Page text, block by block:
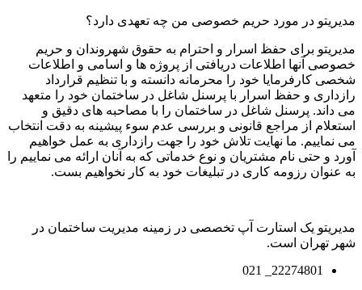
مدیریتو در مورد حریم خصوصی من چه تعهدی دارد؟
مدیریتو برای حفظ اسرار و احترام به حقوق شهروندان و حریم
خصوصی آنها اطلاعات دریافتی از پروژه ها و اسامی و اطلاعات
شخصی کارفرمایا خود را محرمانه دانسته و با تنظیم قرارداد
رازداری و حفظ اسرار با پرسنل شاغل در ساختمان خود را متعهد
می داند. پرسنل شاغل در ساختمان را با مصاحبه های دقیق و
استعلام از مراجع قانونی و بررسی عدم سوء پیشینه به دقت انتخاب
می نماییم. ما نهایت تلاش خود را جهت رازداری به عمل خواهیم
آورد و حتی نام مشتریان و نوع خدماتی که به آنان ارائه می نماییم را
به عنوان رزومه کاری در تبلیغات خود به کار نخواهیم بست.
مدیریتو یک استارت آپ تخصصی در زمینه مدیریت ساختمان در
شهر تهران است.
22274801_ 021